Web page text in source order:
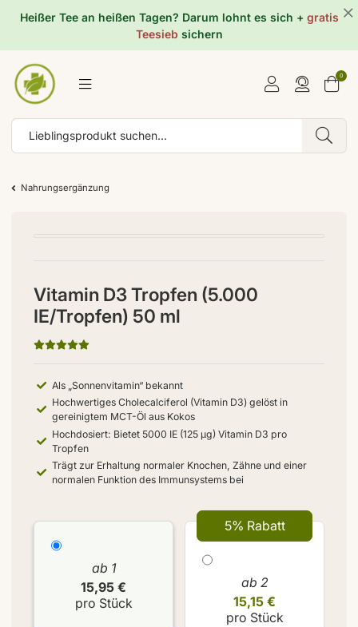
Heißer Tee an heißen Tagen? Darum lohnt es sich + gratis
Teesieb sichern
0
Nahrungsergänzung
Vitamin D3 Tropfen (5.000
IE/Tropfen) 50 ml
Als „Sonnenvitamin“ bekannt
Hochwertiges Cholecalciferol (Vitamin D3) gelöst in
gereinigtem MCT-Öl aus Kokos
Hochdosiert: Bietet 5000 IE (125 µg) Vitamin D3 pro
Tropfen
Trägt zur Erhaltung normaler Knochen, Zähne und einer
normalen Funktion des Immunsystems bei
ab 1
15,95 €
pro Stück
5% Rabatt
ab 2
15,15 €
pro Stück